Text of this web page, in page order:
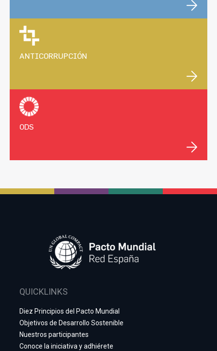
ANTICORRUPCIÓN
ODS
QUICKLINKS
Diez Principios del Pacto Mundial
Objetivos de Desarrollo Sostenible
Nuestros participantes
Conoce la iniciativa y adhiérete